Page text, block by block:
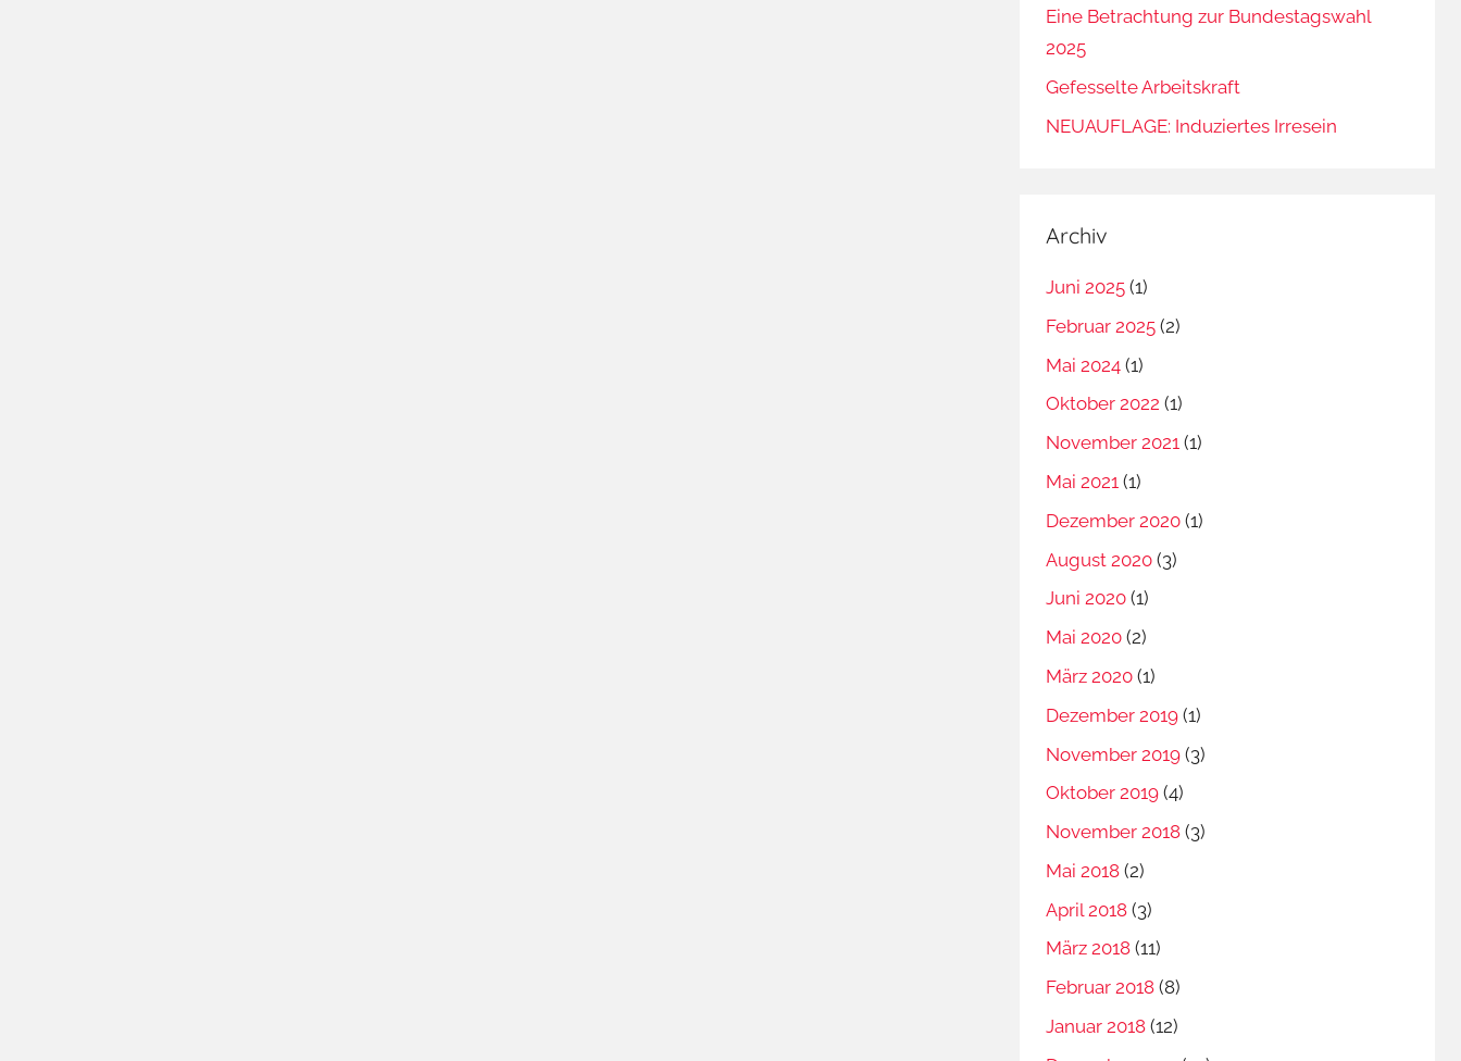
Eine Betrachtung zur Bundestagswahl
2025
Gefesselte Arbeitskraft
NEUAUFLAGE: Induziertes Irresein
Archiv
Juni 2025 (1)
Februar 2025 (2)
Mai 2024 (1)
Oktober 2022 (1)
November 2021 (1)
Mai 2021 (1)
Dezember 2020 (1)
August 2020 (3)
Juni 2020 (1)
Mai 2020 (2)
März 2020 (1)
Dezember 2019 (1)
November 2019 (3)
Oktober 2019 (4)
November 2018 (3)
Mai 2018 (2)
April 2018 (3)
März 2018 (11)
Februar 2018 (8)
Januar 2018 (12)